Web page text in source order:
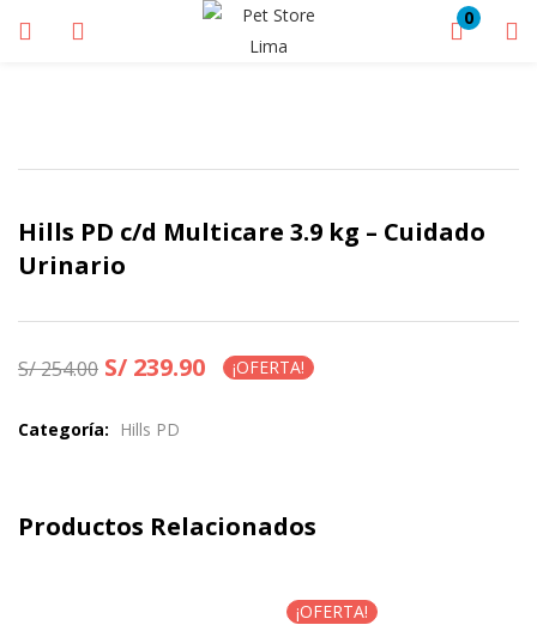
0
REGISTRARSE
Recuérdame ¿Olvidaste tu Contraseña?
Hills PD c/d Multicare 3.9 kg – Cuidado
Urinario
S/254.00 S/ 239.90 ¡OFERTA!
Categoría: Hills PD
Productos Relacionados
¡OFERTA!